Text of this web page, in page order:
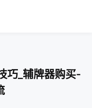
巧_辅牌器购买-